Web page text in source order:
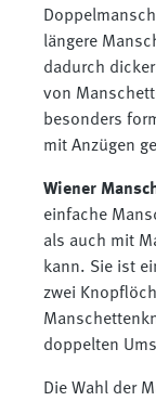
längere
dadurch
von
besonders
mit Anzügen
Wiener
einfache
als auch mit
kann. Sie ist
zwei
doppelten
Die Wahl der